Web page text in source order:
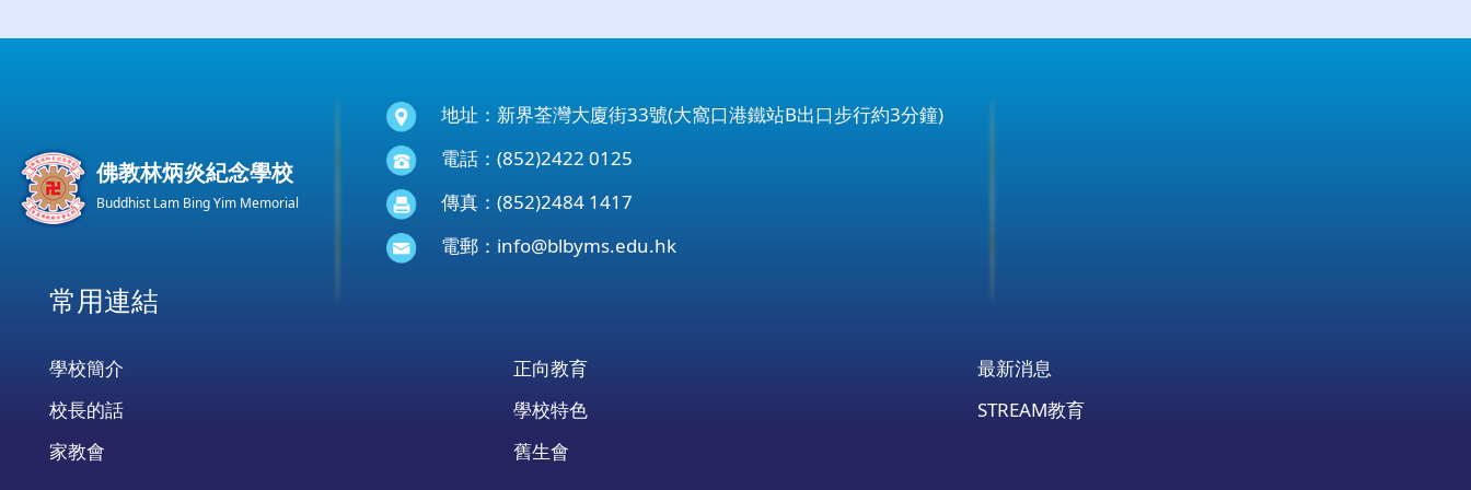
佛教林炳炎紀念學校
Buddhist Lam Bing Yim Memorial
地址：新界荃灣大廈街33號(大窩口港鐵站B出口步行約3分鐘)
電話：(852)2422 0125
傳真：(852)2484 1417
電郵： info@blbyms.edu.hk
常用連結
學校簡介 正向教育
最新消息
校長的話
學校特色
STREAM教育
家教會
舊生會